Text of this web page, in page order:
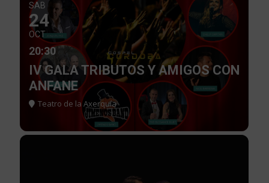
SAB
24
OCT
20:30
IV GALA TRIBUTOS Y AMIGOS CON
ANFANE
Teatro de la Axerquía